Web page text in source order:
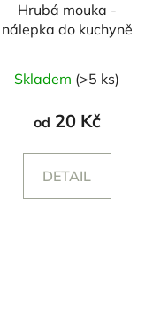
Hrubá mouka -
nálepka do kuchyně
Skladem (>5 ks)
od 20 Kč
DETAIL